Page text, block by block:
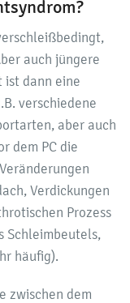
auch jüngere
ist dann eine
verschiedene
aber auch
dem PC die
Verdickungen
Prozess
Schleimbeutels,
häufig).
zwischen dem